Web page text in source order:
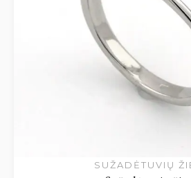
SUŽADĖTUVIŲ